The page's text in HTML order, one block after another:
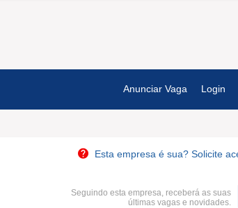
Anunciar Vaga Login
Esta empresa é sua? Solicite
Seguindo esta empresa, receberá as suas
últimas vagas e novidades.